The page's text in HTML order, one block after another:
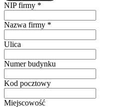
NIP firmy *
Nazwa firmy *
Ulica
Numer budynku
Kod pocztowy
Miejscowość